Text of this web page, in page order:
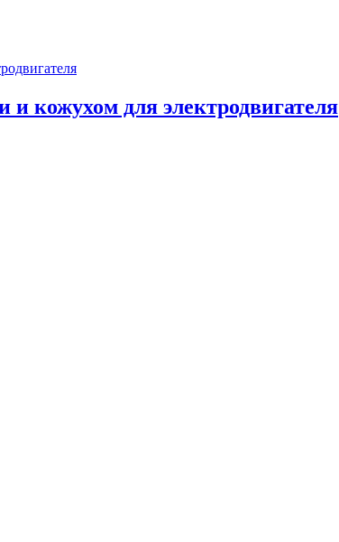
кожухом для электродвигателя